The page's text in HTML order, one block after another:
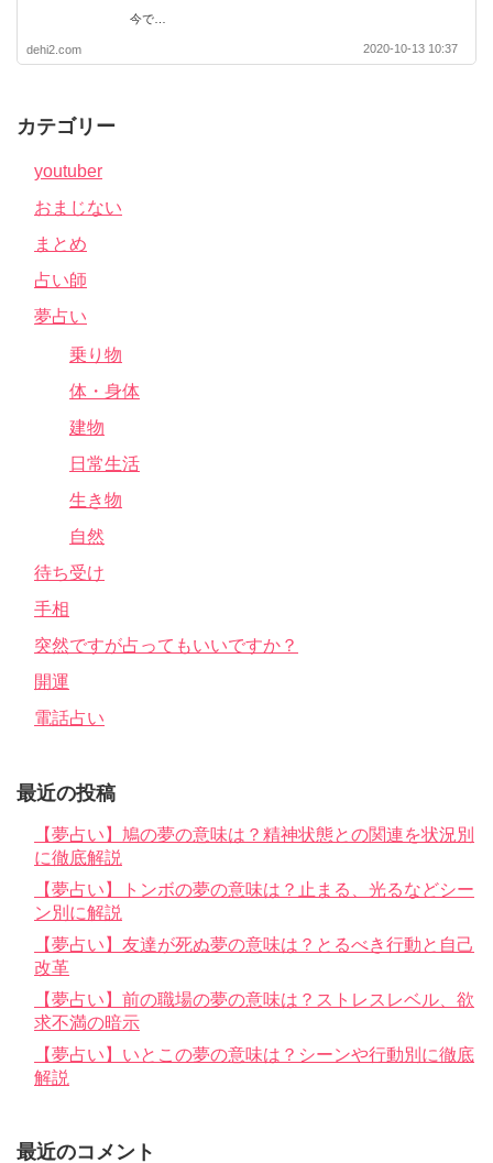
今で…
dehi2.com 2020-10-13 10:37
カテゴリー
youtuber
おまじない
まとめ
占い師
夢占い
乗り物
体・身体
建物
日常生活
生き物
自然
待ち受け
手相
突然ですが占ってもいいですか？
開運
電話占い
最近の投稿
【夢占い】鳩の夢の意味は？精神状態との関連を状況別
に徹底解説
【夢占い】トンボの夢の意味は？止まる、光るなどシー
ン別に解説
【夢占い】友達が死ぬ夢の意味は？とるべき行動と自己
改革
【夢占い】前の職場の夢の意味は？ストレスレベル、欲
求不満の暗示
【夢占い】いとこの夢の意味は？シーンや行動別に徹底
解説
最近のコメント